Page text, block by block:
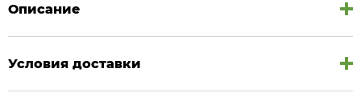
Описание
Условия доставки